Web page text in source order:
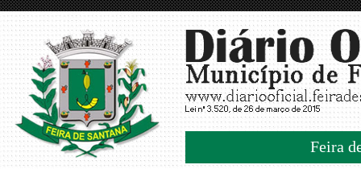
Feira